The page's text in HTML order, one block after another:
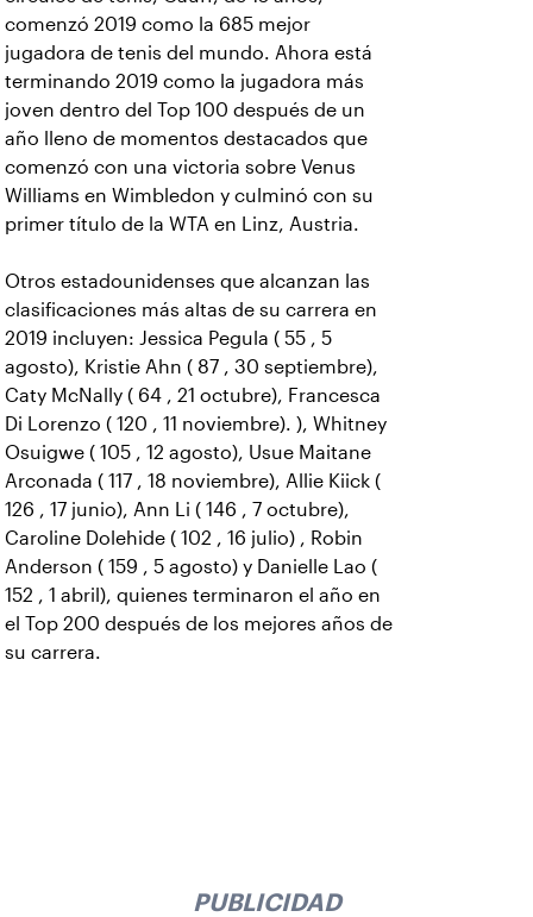
comenzó 2019 como la 685 mejor
jugadora de tenis del mundo. Ahora está
terminando 2019 como la jugadora más
joven dentro del Top 100 después de un
año lleno de momentos destacados que
comenzó con una victoria sobre Venus
Williams en Wimbledon y culminó con su
primer título de la WTA en Linz, Austria.
Otros estadounidenses que alcanzan las
clasificaciones más altas de su carrera en
2019 incluyen: Jessica Pegula ( 55 , 5
agosto), Kristie Ahn ( 87 , 30 septiembre),
Caty McNally ( 64 , 21 octubre), Francesca
Di Lorenzo ( 120 , 11 noviembre). ), Whitney
Osuigwe ( 105 , 12 agosto), Usue Maitane
Arconada ( 117 , 18 noviembre), Allie Kiick (
126 , 17 junio), Ann Li ( 146 , 7 octubre),
Caroline Dolehide ( 102 , 16 julio) , Robin
Anderson ( 159 , 5 agosto) y Danielle Lao (
152 , 1 abril), quienes terminaron el año en
el Top 200 después de los mejores años de
su carrera.
PUBLICIDAD